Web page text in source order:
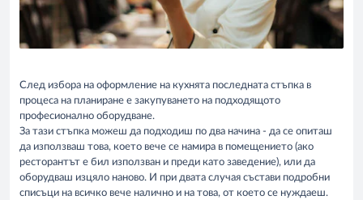
След избора на оформление на кухнята последната стъпка в
процеса на планиране е закупуването на подходящото
професионално оборудване.
За тази стъпка можеш да подходиш по два начина - да се опиташ
да използваш това, което вече се намира в помещението (ако
ресторантът е бил използван и преди като заведение), или да
оборудваш изцяло наново. И при двата случая състави подробни
списъци на всичко вече налично и на това, от което се нуждаеш.